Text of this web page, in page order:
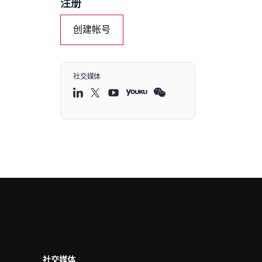
注册
创建帐号
社交媒体
社交媒体